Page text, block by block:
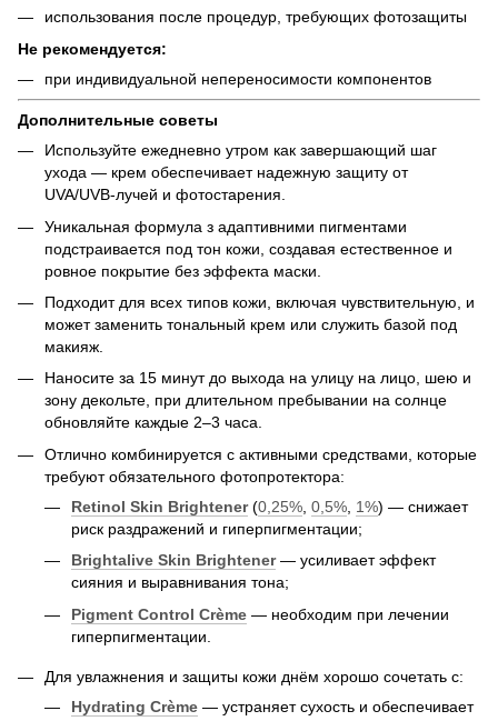
использования после процедур, требующих фотозащиты
Не рекомендуется:
при индивидуальной непереносимости компонентов
Дополнительные советы
Используйте ежедневно утром как завершающий шаг
ухода — крем обеспечивает надежную защиту от
UVA/UVB-лучей и фотостарения.
Уникальная формула з адаптивними пигментами
подстраивается под тон кожи, создавая естественное и
ровное покрытие без эффекта маски.
Подходит для всех типов кожи, включая чувствительную, и
может заменить тональный крем или служить базой под
макияж.
Наносите за 15 минут до выхода на улицу на лицо, шею и
зону декольте, при длительном пребывании на солнце
обновляйте каждые 2–3 часа.
Отлично комбинируется с активными средствами, которые
требуют обязательного фотопротектора:
Retinol Skin Brightener(0,25% 0,5% 1%) — снижает
риск раздражений и гиперпигментации;
Brightalive Skin Brightener— усиливает эффект
сияния и выравнивания тона;
Pigment Control Crème — необходим при лечении
гиперпигментации.
Для увлажнения и защиты кожи днём хорошо сочетать с:
Hydrating Crème — устраняет сухость и обеспечивает